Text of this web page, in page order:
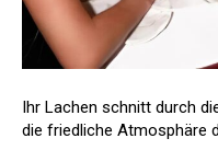
Ihr Lachen schnitt durch
die friedliche Atmosphäre